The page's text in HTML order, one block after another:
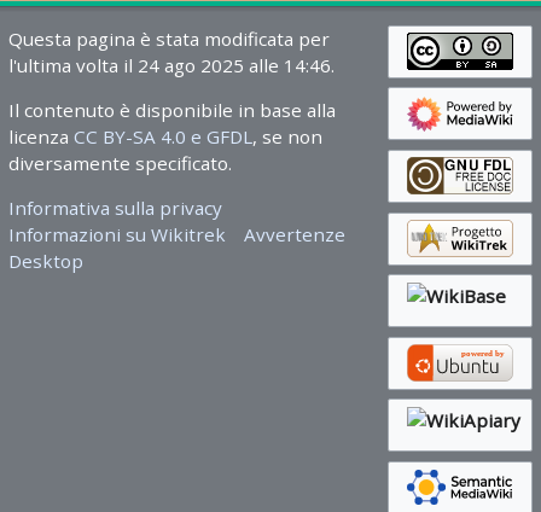
Questa pagina è stata modificata per
l'ultima volta il 24 ago 2025 alle 14:46.
Il contenuto è disponibile in base alla
licenza CC BY-SA 4.0 e GFDL , se non
diversamente specificato.
Informativa sulla privacy
Informazioni su Wikitrek
Avvertenze
Desktop